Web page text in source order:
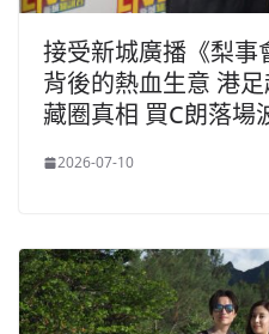
接受新城廣播《梨事
背後的熱血生意 港
藏圈真相 買C朗落場
2026-07-10